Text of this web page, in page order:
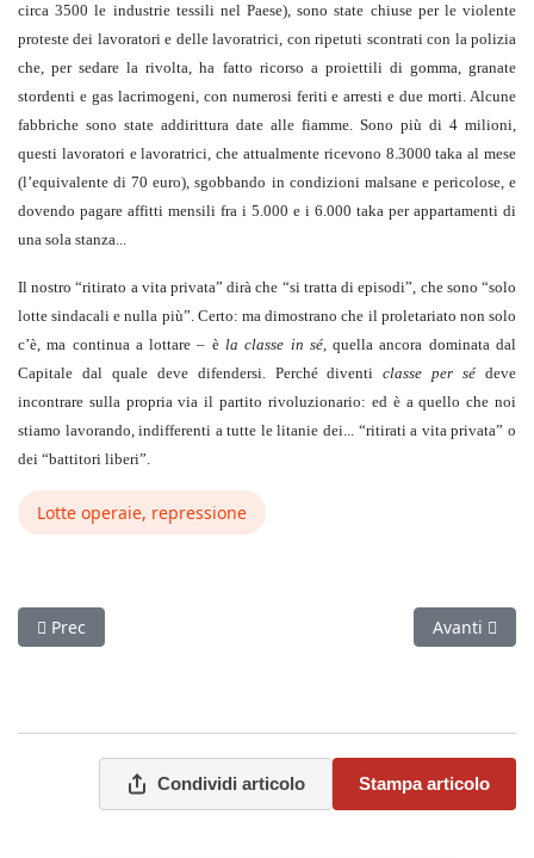
circa 3500 le industrie tessili nel Paese), sono state chiuse per le violente
proteste dei lavoratori e delle lavoratrici, con ripetuti scontrati con la polizia
che, per sedare la rivolta, ha fatto ricorso a proiettili di gomma, granate
stordenti e gas lacrimogeni, con numerosi feriti e arresti e due morti. Alcune
fabbriche sono state addirittura date alle fiamme. Sono più di 4 milioni,
questi lavoratori e lavoratrici, che attualmente ricevono 8.3000 taka al mese
(l’equivalente di 70 euro), sgobbando in condizioni malsane e pericolose, e
dovendo pagare affitti mensili fra i 5.000 e i 6.000 taka per appartamenti di
una sola stanza...
Il nostro “ritirato a vita privata” dirà che “si tratta di episodi”, che sono “solo
lotte sindacali e nulla più”. Certo: ma dimostrano che il proletariato non solo
c’è, ma continua a lottare – è la classe in sé, quella ancora dominata dal
Capitale dal quale deve difendersi. Perché diventiclasse per sé deve
incontrare sulla propria via il partito rivoluzionario: ed è a quello che noi
stiamo lavorando, indifferenti a tutte le litanie dei... “ritirati a vita privata” o
dei “battitori liberi”.
Lotte operaie, repressione
Articolo precedente: Vita di Partito
Prec Articolo
Avanti
Condividi articolo Stampa articolo